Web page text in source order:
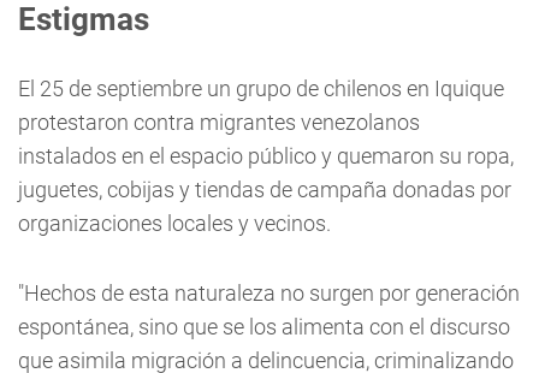
Estigmas
El 25 de septiembre un grupo de chilenos en Iquique
protestaron contra migrantes venezolanos
instalados en el espacio público y quemaron su ropa,
juguetes, cobijas y tiendas de campaña donadas por
organizaciones locales y vecinos.
"Hechos de esta naturaleza no surgen por generación
espontánea, sino que se los alimenta con el discurso
que asimila migración a delincuencia, criminalizando